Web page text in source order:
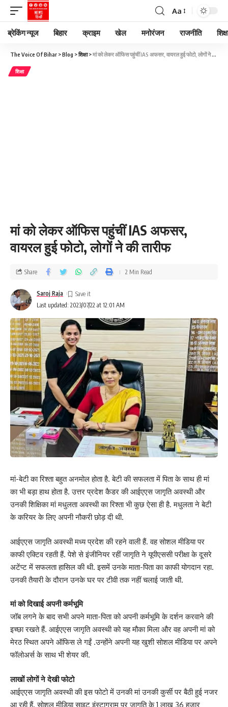
Aa
ब्रेकिंग न्यूज बिहार क्राइम खेल मनोरंजन राजनीति
The Voice Of Bihar >Blog >शिक्षा>मां को लेकर ऑफिस पहुंचीं IAS अफसर, वायरल हुई फोटो, लोगों ने की तारीफ
शिक्षा
मां को लेकर ऑफिस पहुंचीं IAS अफसर,
वायरल हुई फोटो, लोगों ने की तारीफ
Last updated: 2023/07/22 at 12:01 AM
Saroj Raja
Share 2 Min Read
मां-बेटी का रिश्ता बहुत अनमोल होता है. बेटी की सफलता में पिता के साथ ही मां
का भी बड़ा हाथ होता है. उत्तर प्रदेश कैडर की आईएएस जागृति अवस्थी और
उनकी शिक्षिका मां मधुलता अवस्थी का रिश्ता भी कुछ ऐसा ही है. मधुलता ने बेटी
के करियर के लिए अपनी नौकरी छोड़ दी थी.
आईएएस जागृति अवस्थी मध्य प्रदेश की रहने वाली हैं. वह सोशल मीडिया पर
काफी एक्टिव रहती हैं. पेशे से इंजीनियर रहीं जागृति ने यूपीएससी परीक्षा के दूसरे
अटेंप्ट में सफलता हासिल की थी. इसमें उनके माता-पिता का काफी योगदान रहा.
उनकी तैयारी के दौरान उनके घर पर टीवी तक नहीं चलाई जाती थी.
मां को दिखाई अपनी कर्मभूमि
जॉब लगने के बाद सभी अपने माता-पिता को अपनी कर्मभूमि के दर्शन करवाने की
इच्छा रखते हैं. आईएएस जागृति अवस्थी को यह मौका मिला और वह अपनी मां को
मेरठ स्थित अपने ऑफिस ले गईं .उन्होंने अपनी यह खुशी सोशल मीडिया पर अपने
फॉलोअर्स के साथ भी शेयर की.
लाखों लोगों ने देखी फोटो
आईएएस जागृति अवस्थी की इस फोटो में उनकी मां उनकी कुर्सी पर बैठी हुई नजर
आ रही हैं. सोशल मीडिया साइट इंस्टाग्राम पर जागृति के 1 लाख 36 हजार